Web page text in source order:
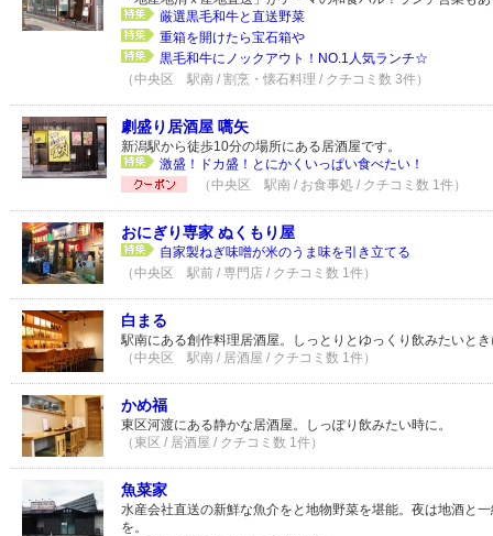
厳選黒毛和牛と直送野菜
重箱を開けたら宝石箱や
黒毛和牛にノックアウト！NO.1人気ランチ☆
（中央区 駅南 / 割烹・懐石料理 / クチコミ数 3件）
劇盛り居酒屋 嚆矢
新潟駅から徒歩10分の場所にある居酒屋です。
激盛！ドカ盛！とにかくいっぱい食べたい！
（中央区 駅南 / お食事処 / クチコミ数 1件）
おにぎり専家 ぬくもり屋
自家製ねぎ味噌が米のうま味を引き立てる
（中央区 駅前 / 専門店 / クチコミ数 1件）
白まる
駅南にある創作料理居酒屋。しっとりとゆっくり飲みたいと
（中央区 駅南 / 居酒屋 / クチコミ数 1件）
かめ福
東区河渡にある静かな居酒屋。しっぽり飲みたい時に。
（東区 / 居酒屋 / クチコミ数 1件）
魚菜家
水産会社直送の新鮮な魚介をと地物野菜を堪能。夜は地酒と
を。